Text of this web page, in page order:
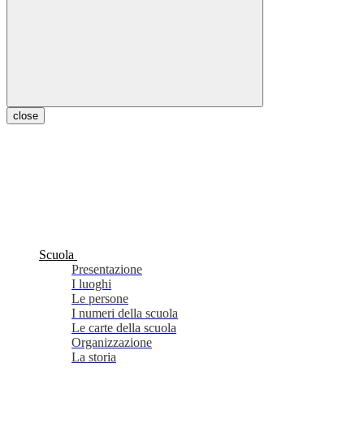
close
Scuola
Presentazione
I luoghi
Le persone
I numeri della scuola
Le carte della scuola
Organizzazione
La storia